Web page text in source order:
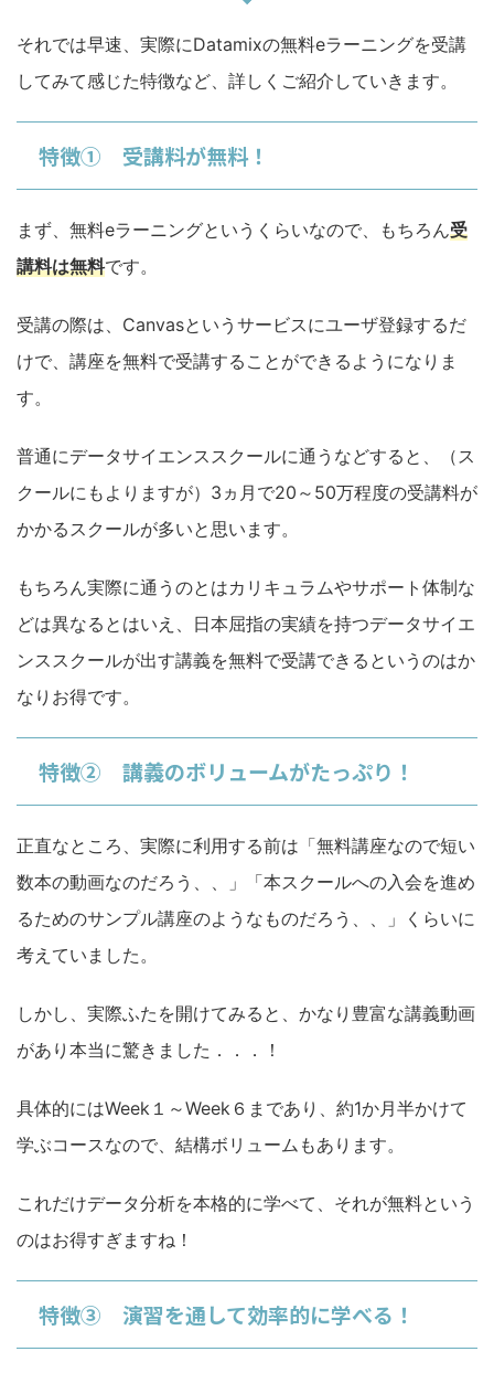
それでは早速、実際にDatamixの無料eラーニングを受講
してみて感じた特徴など、詳しくご紹介していきます。
特徴① 受講料が無料！
まず、無料eラーニングというくらいなので、もちろん受
講料は無料です。
受講の際は、Canvasというサービスにユーザ登録するだ
けで、講座を無料で受講することができるようになりま
す。
普通にデータサイエンススクールに通うなどすると、（ス
クールにもよりますが）3ヵ月で20～50万程度の受講料が
かかるスクールが多いと思います。
もちろん実際に通うのとはカリキュラムやサポート体制な
どは異なるとはいえ、日本屈指の実績を持つデータサイエ
ンススクールが出す講義を無料で受講できるというのはか
なりお得です。
特徴② 講義のボリュームがたっぷり！
正直なところ、実際に利用する前は「無料講座なので短い
数本の動画なのだろう、、」「本スクールへの入会を進め
るためのサンプル講座のようなものだろう、、」くらいに
考えていました。
しかし、実際ふたを開けてみると、かなり豊富な講義動画
があり本当に驚きました．．．！
具体的にはWeek１～Week６まであり、約1か月半かけて
学ぶコースなので、結構ボリュームもあります。
これだけデータ分析を本格的に学べて、それが無料という
のはお得すぎますね！
特徴③ 演習を通して効率的に学べる！